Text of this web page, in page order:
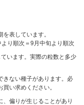
表しています。
り順次＝9月中旬より順次
います。実際の粒数と多少
きない種子があります。必
い求めください。
偏りが生じることがあり